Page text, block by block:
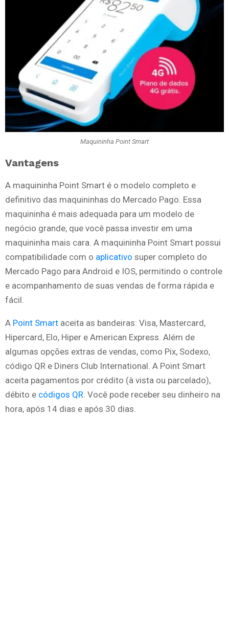
Maquininha Point Smart
Vantagens
A maquininha Point Smart é o modelo completo e
definitivo das maquininhas do Mercado Pago. Essa
maquininha é mais adequada para um modelo de
negócio grande, que você passa investir em uma
maquininha mais cara. A maquininha Point Smart possui
compatibilidade com o aplicativo super completo do
Mercado Pago para Android e IOS, permitindo o controle
e acompanhamento de suas vendas de forma rápida e
fácil.
A Point Smart aceita as bandeiras: Visa, Mastercard,
Hipercard, Elo, Hiper e American Express. Além de
algumas opções extras de vendas, como Pix, Sodexo,
código QR e Diners Club International. A Point Smart
aceita pagamentos por crédito (à vista ou parcelado),
débito e códigos QR. Você pode receber seu dinheiro na
hora, após 14 dias e após 30 dias.